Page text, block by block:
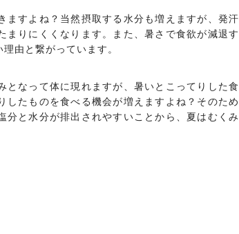
ますよね？当然摂取する水分も増えますが、発汗
まりにくくなります。また、暑さで食欲が減退す
由と繋がっています。
となって体に現れますが、暑いとこってりした食
したものを食べる機会が増えますよね？そのため
分と水分が排出されやすいことから、夏はむくみ